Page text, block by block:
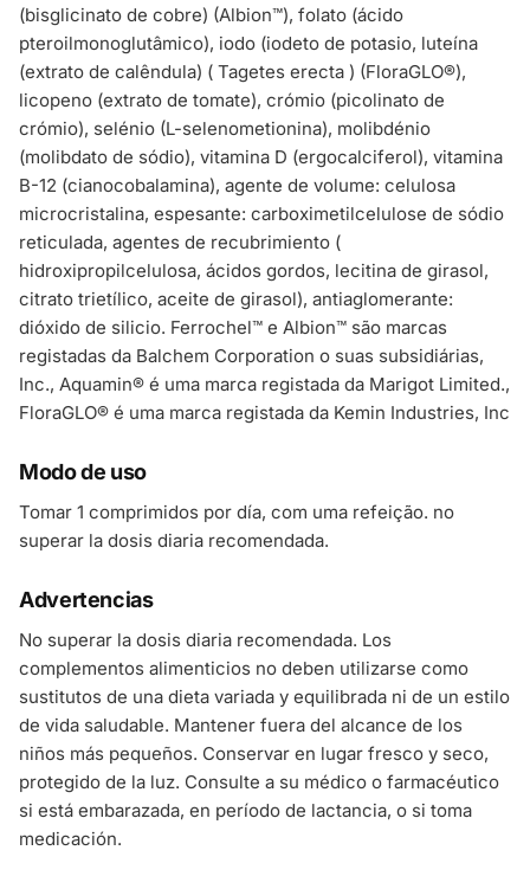
(bisglicinato de cobre) (Albion™), folato (ácido
pteroilmonoglutâmico), iodo (iodeto de potasio, luteína
(extrato de calêndula) ( Tagetes erecta ) (FloraGLO®),
licopeno (extrato de tomate), crómio (picolinato de
crómio), selénio (L-selenometionina), molibdénio
(molibdato de sódio), vitamina D (ergocalciferol), vitamina
B-12 (cianocobalamina), agente de volume: celulosa
microcristalina, espesante: carboximetilcelulose de sódio
reticulada, agentes de recubrimiento (
hidroxipropilcelulosa, ácidos gordos, lecitina de girasol,
citrato trietílico, aceite de girasol), antiaglomerante:
dióxido de silicio. Ferrochel™ e Albion™ são marcas
registadas da Balchem Corporation o suas subsidiárias,
Inc., Aquamin® é uma marca registada da Marigot Limited.,
FloraGLO® é uma marca registada da Kemin Industries, Inc
Modo de uso
Tomar 1 comprimidos por día, com uma refeição. no
superar la dosis diaria recomendada.
Advertencias
No superar la dosis diaria recomendada. Los
complementos alimenticios no deben utilizarse como
sustitutos de una dieta variada y equilibrada ni de un estilo
de vida saludable. Mantener fuera del alcance de los
niños más pequeños. Conservar en lugar fresco y seco,
protegido de la luz. Consulte a su médico o farmacéutico
si está embarazada, en período de lactancia, o si toma
medicación.